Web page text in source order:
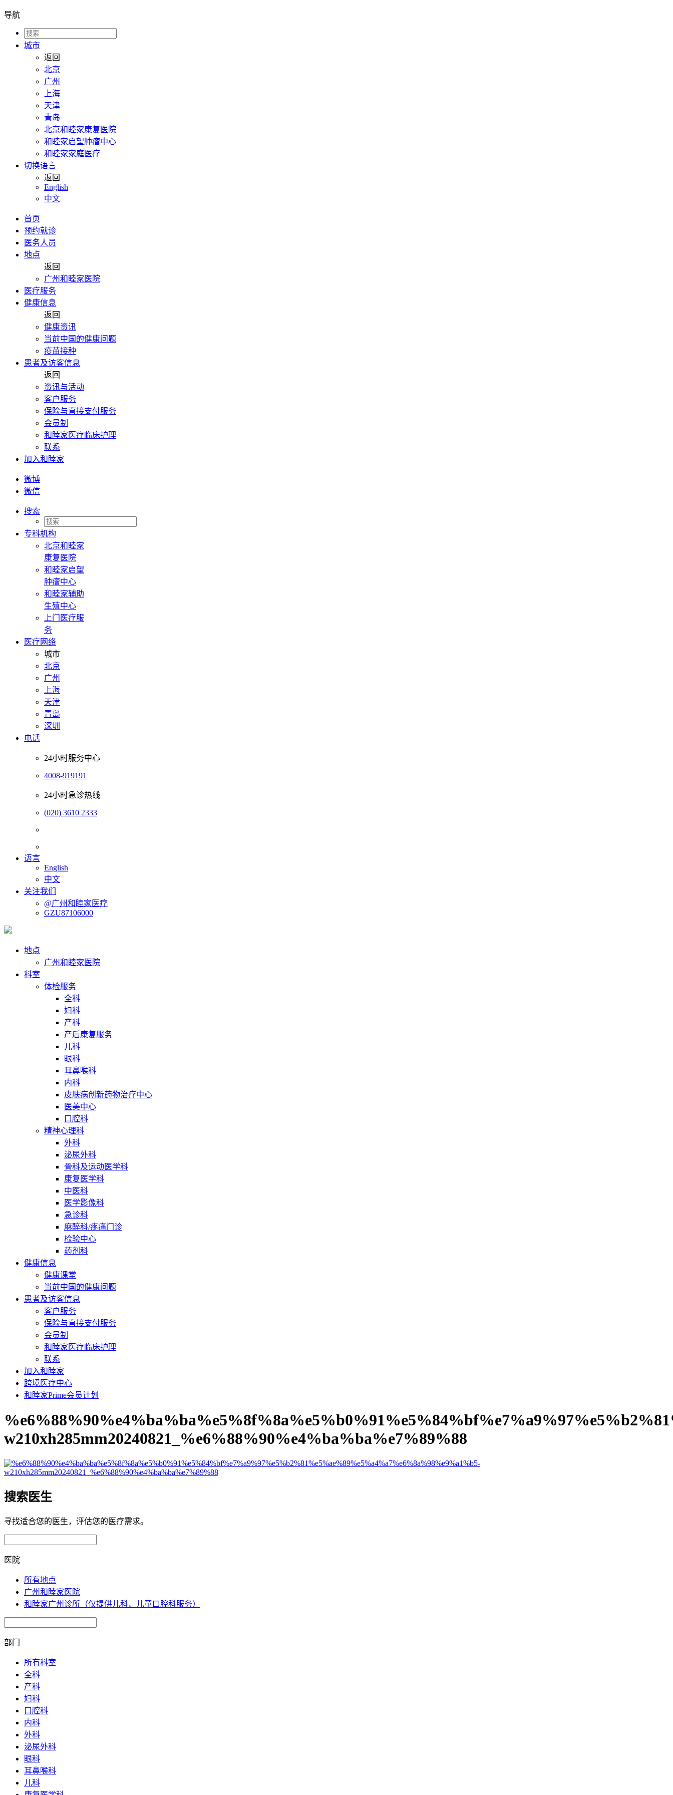
导航
城市
返回
北京
广州
上海
天津
青岛
北京和睦家康复医院
和睦家启望肿瘤中心
和睦家家庭医疗
切换语言
返回
English
中文
首页
预约就诊
医务人员
地点
返回
广州和睦家医院
医疗服务
健康信息
返回
健康资讯
当前中国的健康问题
疫苗接种
患者及访客信息
返回
资讯与活动
客户服务
保险与直接支付服务
会员制
和睦家医疗临床护理
联系
加入和睦家
微博
微信
搜索
专科机构
北京和睦家
康复医院
和睦家启望
肿瘤中心
和睦家辅助
生殖中心
上门医疗服
务
医疗网络
城市
北京
广州
上海
天津
青岛
深圳
电话
24小时服务中心
4008-919191
24小时急诊热线
(020) 3610 2333
语言
English
中文
关注我们
@广州和睦家医疗
GZU87106000
地点
广州和睦家医院
科室
体检服务
全科
妇科
产科
产后康复服务
儿科
眼科
耳鼻喉科
内科
皮肤病创新药物治疗中心
医美中心
口腔科
精神心理科
外科
泌尿外科
骨科及运动医学科
康复医学科
中医科
医学影像科
急诊科
麻醉科/疼痛门诊
检验中心
药剂科
健康信息
健康课堂
当前中国的健康问题
患者及访客信息
客户服务
保险与直接支付服务
会员制
和睦家医疗临床护理
联系
加入和睦家
跨境医疗中心
和睦家Prime会员计划
w210xh285mm20240821_%e6%88%90%e4%ba%ba%e7%89%88
搜索医生
寻找适合您的医生，评估您的医疗需求。
医院
所有地点
广州和睦家医院
和睦家广州诊所（仅提供儿科、儿童口腔科服务）
部门
所有科室
全科
产科
妇科
口腔科
内科
外科
泌尿外科
眼科
耳鼻喉科
儿科